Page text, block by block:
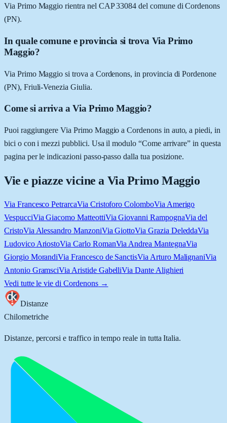
Via Primo Maggio rientra nel CAP 33084 del comune di Cordenons
(PN).
In quale comune e provincia si trova Via Primo
Maggio?
Via Primo Maggio si trova a Cordenons, in provincia di Pordenone
(PN), Friuli-Venezia Giulia.
Come si arriva a Via Primo Maggio?
Puoi raggiungere Via Primo Maggio a Cordenons in auto, a piedi, in
bici o con i mezzi pubblici. Usa il modulo “Come arrivare” in questa
pagina per le indicazioni passo-passo dalla tua posizione.
Vie e piazze vicine a Via Primo Maggio
Via Francesco PetrarcaVia Cristoforo ColomboVia Amerigo
VespucciVia Giacomo MatteottiVia Giovanni RampognaVia del
CristoVia Alessandro ManzoniVia GiottoVia Grazia DeleddaVia
Ludovico AriostoVia Carlo RomanVia Andrea MantegnaVia
Giorgio MorandiVia Francesco de SanctisVia Arturo MalignaniVia
Antonio GramsciVia Aristide GabelliVia Dante Alighieri
Vedi tutte le vie di Cordenons→
Distanze
Chilometriche
Distanze, percorsi e traffico in tempo reale in tutta Italia.